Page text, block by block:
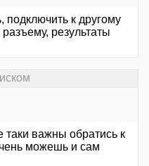
подключить к другому
результаты
таки важны обратись к
можешь и сам